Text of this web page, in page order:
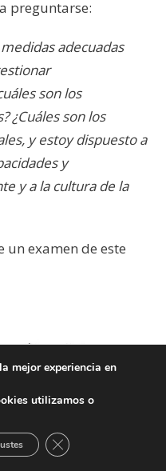
preguntarse:
adecuadas
son los
¿Cuáles son los
y estoy dispuesto a
y
y a la cultura de la
un examen de este
mejor experiencia en
utilizamos o
Cerrar el banner de